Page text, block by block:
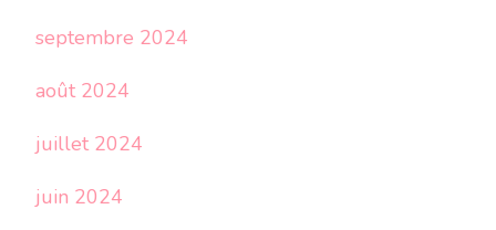
septembre 2024
août 2024
juillet 2024
juin 2024